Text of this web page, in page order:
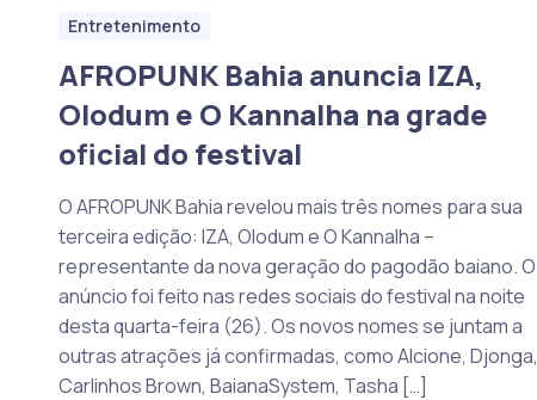
Entretenimento
AFROPUNK Bahia anuncia IZA,
Olodum e O Kannalha na grade
oficial do festival
O AFROPUNK Bahia revelou mais três nomes para sua
terceira edição: IZA, Olodum e O Kannalha –
representante da nova geração do pagodão baiano. O
anúncio foi feito nas redes sociais do festival na noite
desta quarta-feira (26). Os novos nomes se juntam a
outras atrações já confirmadas, como Alcione, Djonga,
Carlinhos Brown, BaianaSystem, Tasha […]